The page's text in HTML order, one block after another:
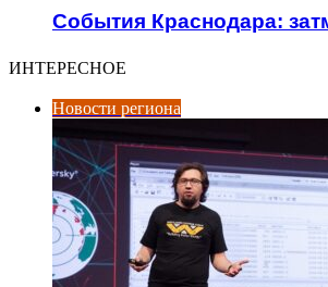
События Краснодара:
ИНТЕРЕСНОЕ
Новости региона